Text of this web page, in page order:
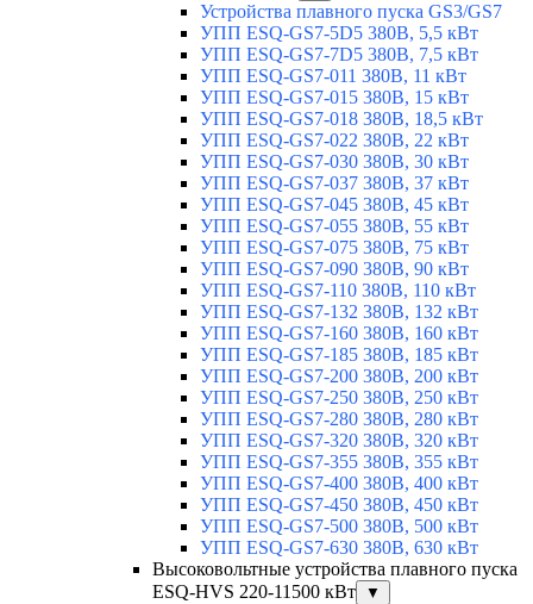
Устройства плавного пуска GS3/GS7
УПП ESQ-GS7-5D5 380В, 5,5 кВт
УПП ESQ-GS7-7D5 380В, 7,5 кВт
УПП ESQ-GS7-011 380В, 11 кВт
УПП ESQ-GS7-015 380В, 15 кВт
УПП ESQ-GS7-018 380В, 18,5 кВт
УПП ESQ-GS7-022 380В, 22 кВт
УПП ESQ-GS7-030 380В, 30 кВт
УПП ESQ-GS7-037 380В, 37 кВт
УПП ESQ-GS7-045 380В, 45 кВт
УПП ESQ-GS7-055 380В, 55 кВт
УПП ESQ-GS7-075 380В, 75 кВт
УПП ESQ-GS7-090 380В, 90 кВт
УПП ESQ-GS7-110 380В, 110 кВт
УПП ESQ-GS7-132 380В, 132 кВт
УПП ESQ-GS7-160 380В, 160 кВт
УПП ESQ-GS7-185 380В, 185 кВт
УПП ESQ-GS7-200 380В, 200 кВт
УПП ESQ-GS7-250 380В, 250 кВт
УПП ESQ-GS7-280 380В, 280 кВт
УПП ESQ-GS7-320 380В, 320 кВт
УПП ESQ-GS7-355 380В, 355 кВт
УПП ESQ-GS7-400 380В, 400 кВт
УПП ESQ-GS7-450 380В, 450 кВт
УПП ESQ-GS7-500 380В, 500 кВт
УПП ESQ-GS7-630 380В, 630 кВт
Высоковольтные устройства плавного пуска
ESQ-HVS 220-11500 кВт
▼